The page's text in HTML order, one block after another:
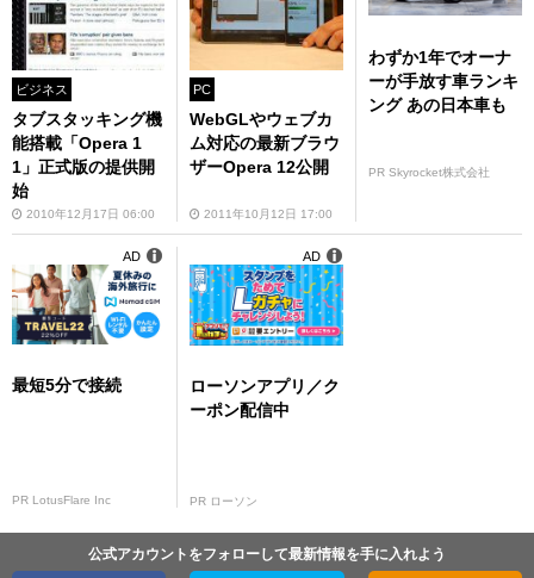
ビジネス
タブスタッキング機
能搭載「Opera 1
1」正式版の提供開
始
2010年12月17日 06:00
PC
WebGLやウェブカ
ム対応の最新ブラウ
ザーOpera 12公開
2011年10月12日 17:00
わずか1年でオーナ
ーが手放す車ランキ
ング あの日本車も
PR Skyrocket株式会社
最短5分で接続
PR LotusFlare Inc
AD
ローソンアプリ／ク
ーポン配信中
PR ローソン
AD
公式アカウントをフォローして最新情報を手に入れよう